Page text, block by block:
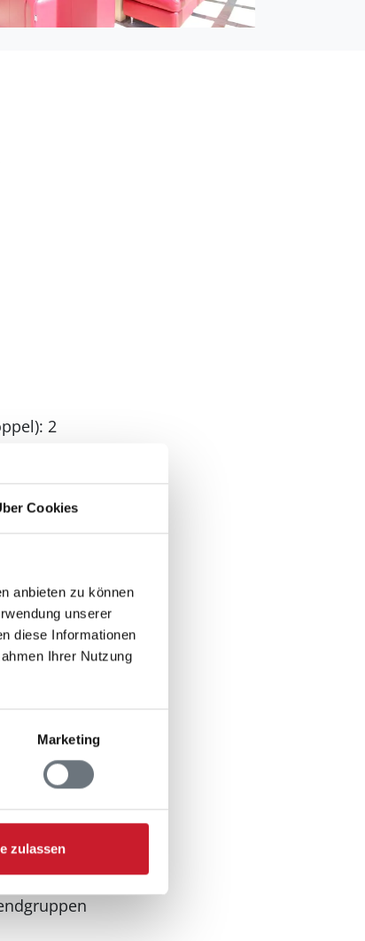
Cookies
anbieten zu können
unserer
diese Informationen
Ihrer Nutzung
Marketing
zulassen
Es steht
2